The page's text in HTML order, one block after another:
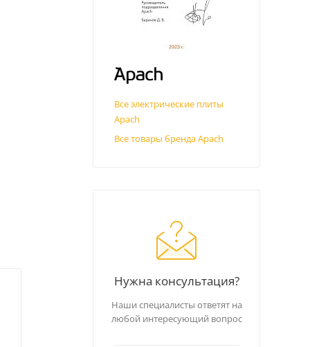
Все электрические плиты
Apach
Все товары бренда Apach
Нужна консультация?
Наши специалисты ответят на
любой интересующий вопрос